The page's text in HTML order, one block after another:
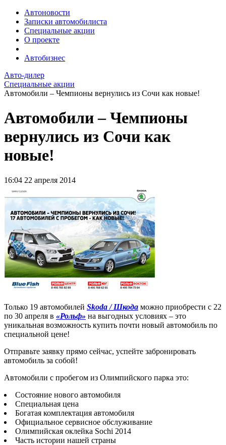
Автоновости
Записки автомобилиста
Специальные акции
О проекте
Автобизнес
Авто-дилер
Специальные акции
Автомобили – Чемпионы вернулись из Сочи как новые!
Автомобили – Чемпионы
вернулись из Сочи как
новые!
16:04 22 апреля 2014
Только 19 автомобилей Skoda / Шкода можно приобрести с 22
по 30 апреля в «Рольф» на выгодных условиях – это
уникальная возможность купить почти новый автомобиль по
специальной цене!
Отправьте заявку прямо сейчас, успейте забронировать
автомобиль за собой!
Автомобили с пробегом из Олимпийского парка это:
Состояние нового автомобиля
Специальная цена
Богатая комплектация автомобиля
Официальное сервисное обслуживание
Олимпийская оклейка Sochi 2014
Часть истории нашей страны